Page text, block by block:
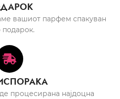
вашиот парфем спакуван
подарок.
процесирана најдоцна